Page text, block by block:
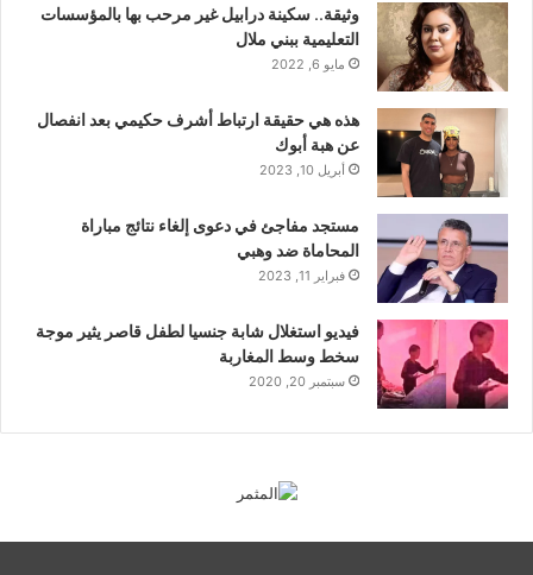
وثيقة.. سكينة درابيل غير مرحب بها بالمؤسسات
التعليمية ببني ملال
مايو 6, 2022
هذه هي حقيقة ارتباط أشرف حكيمي بعد انفصال
عن هبة أبوك
أبريل 10, 2023
مستجد مفاجئ في دعوى إلغاء نتائج مباراة
المحاماة ضد وهبي
فبراير 11, 2023
فيديو استغلال شابة جنسيا لطفل قاصر يثير موجة
سخط وسط المغاربة
سبتمبر 20, 2020